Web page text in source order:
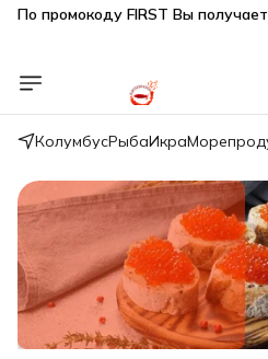
Подарки SeaFoodGood
🎁 Бесплатная доставка
КолумбусРыбаИкра